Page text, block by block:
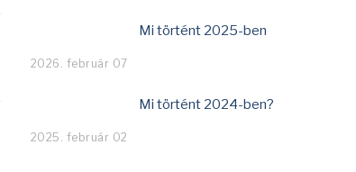
Mi történt 2025-ben
2026. február 07
Mi történt 2024-ben?
2025. február 02